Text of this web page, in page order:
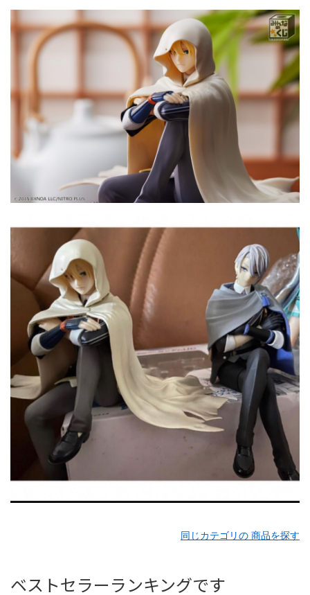
同じカテゴリの 商品を探す
ベストセラーランキングです